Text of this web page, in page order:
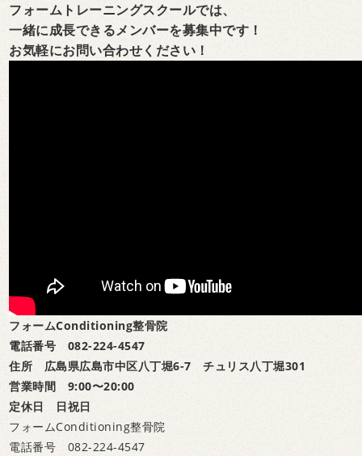
フォームトレーニングスクールでは、
一緒に成長できるメンバーを募集中です！
お気軽にお問い合わせください！
フォームConditioning整骨院
電話番号 082-224-4547
住所 広島県広島市中区八丁堀6-7 チュリス八丁堀301
営業時間 9:00〜20:00
定休日 日祝日
フォームConditioning整骨院
電話番号 082-224-4547